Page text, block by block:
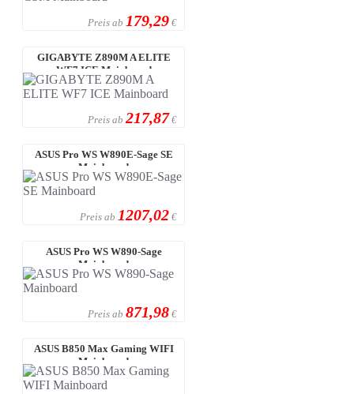
Preis ab 179,29 €
GIGABYTE Z890M A ELITE
WF7 ICE Mainboard
Preis ab 217,87 €
ASUS Pro WS W890E-Sage SE
Mainboard
Preis ab 1207,02 €
ASUS Pro WS W890-Sage
Mainboard
Preis ab 871,98 €
ASUS B850 Max Gaming WIFI
Mainboard